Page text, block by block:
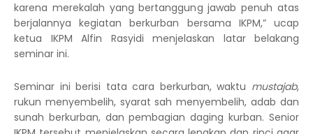
karena merekalah yang bertanggung jawab penuh atas
berjalannya kegiatan berkurban bersama IKPM,” ucap
ketua IKPM Alfin Rasyidi menjelaskan latar belakang
seminar ini.
Seminar ini berisi tata cara berkurban, waktu mustajab,
rukun menyembelih, syarat sah menyembelih, adab dan
sunah berkurban, dan pembagian daging kurban. Senior